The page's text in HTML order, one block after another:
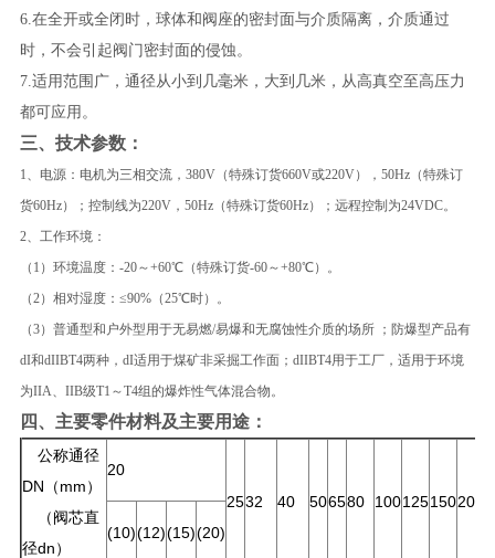
6. 在全开或全闭时，球体和阀座的密封面与介质隔离，介质通过
时，不会引起阀门密封面的侵蚀。
7. 适用范围广，通径从小到几毫米，大到几米，从高真空至高压力
都可应用。
三、技术参数：
1、电源：电机为三相交流，380V（特殊订货660V或220V），50Hz（特殊订
货60Hz）；控制线为220V，50Hz（特殊订货60Hz）；远程控制为24VDC。
2、工作环境：
（1）环境温度：-20～+60℃（特殊订货-60～+80℃）。
（2）相对湿度：≤90%（25℃时）。
（3）普通型和户外型用于无易燃/易爆和无腐蚀性介质的场所 ；防爆型产品有
dI和dIIBT4两种，dI适用于煤矿非采掘工作面；dIIBT4用于工厂，适用于环境
为IIA、IIB级T1～T4组的爆炸性气体混合物。
四、主要零件材料及主要用途：
公称通径
DN（mm）
（阀芯直
径dn）
20
2532 40 506580 100125150200
(10)(12)(15)(20)